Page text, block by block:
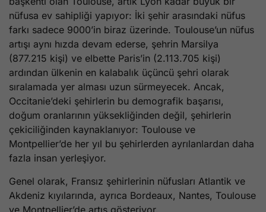
nüfusa ev sahipliği yapıyor: İki şehir arasındaki nüfus
farkı sadece 9000’in biraz üzerinde. Toulouse’un nüfus
artışı aynı hızda devam ederse, şehrin Marsilya
(877.215 kişi) ve elbette Paris’in (2.113.705 kişi)
ardından ülkenin en kalabalık üçüncü şehri olarak
sıralamada yer alması uzun sürmeyecek. Ancak,
Occitanie’deki şehirlerin bu demografik başarısı,
doğum oranlarının yüksekliğinden değil, şehirlerin
çekiciliğinden kaynaklanıyor: Toulouse ve
Montpellier’de her yıl bu şehirlerden ayrılanlardan daha
fazla insan yerleşiyor.
Genel olarak, Fransız şehirlerinin nüfusları Atlantik ve
Akdeniz kıyılarında, ayrıca Bordeaux, Nantes, Toulouse
ve Montpellier’de artış gösteriyor.